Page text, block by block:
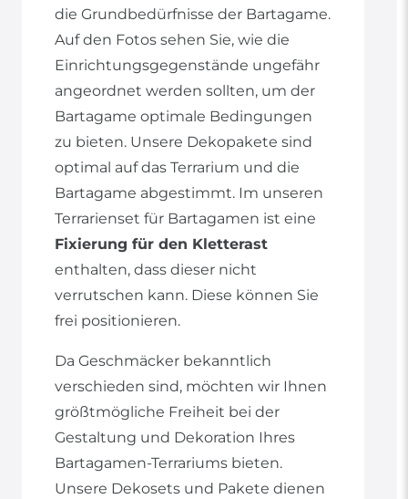
die Grundbedürfnisse der Bartagame.
Auf den Fotos sehen Sie, wie die
Einrichtungsgegenstände ungefähr
angeordnet werden sollten, um der
Bartagame optimale Bedingungen
zu bieten. Unsere Dekopakete sind
optimal auf das Terrarium und die
Bartagame abgestimmt. Im unseren
Terrarienset für Bartagamen ist eine
Fixierung für den Kletterast
enthalten, dass dieser nicht
verrutschen kann. Diese können Sie
frei positionieren.
Da Geschmäcker bekanntlich
verschieden sind, möchten wir Ihnen
größtmögliche Freiheit bei der
Gestaltung und Dekoration Ihres
Bartagamen-Terrariums bieten.
Unsere Dekosets und Pakete dienen